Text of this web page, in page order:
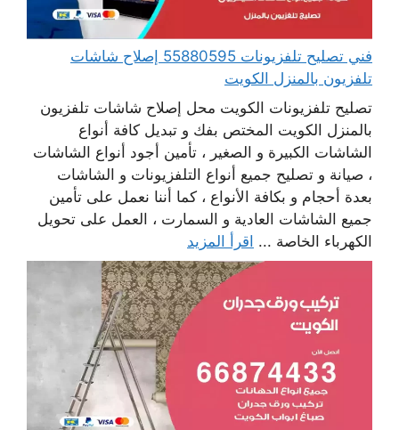
فني تصليح تلفزيونات 55880595 إصلاح شاشات
تلفزيون بالمنزل الكويت
تصليح تلفزيونات الكويت محل إصلاح شاشات تلفزيون
بالمنزل الكويت المختص بفك و تبديل كافة أنواع
الشاشات الكبيرة و الصغير ، تأمين أجود أنواع الشاشات
، صيانة و تصليح جميع أنواع التلفزيونات و الشاشات
بعدة أحجام و بكافة الأنواع ، كما أننا نعمل على تأمين
جميع الشاشات العادية و السمارت ، العمل على تحويل
الكهرباء الخاصة ... اقرأ المزيد